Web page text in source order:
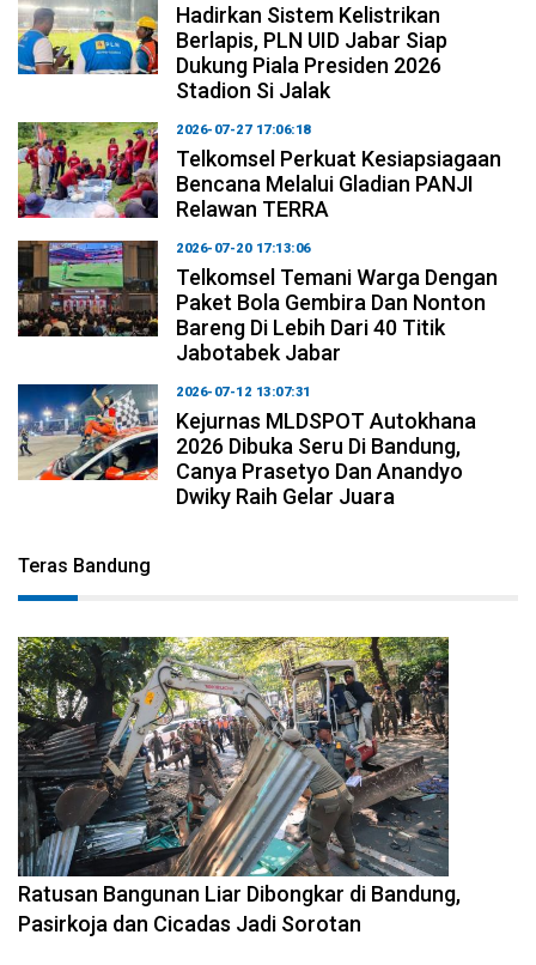
Hadirkan Sistem Kelistrikan
Berlapis, PLN UID Jabar Siap
Dukung Piala Presiden 2026
Stadion Si Jalak
2026-07-27 17:06:18
Telkomsel Perkuat Kesiapsiagaan
Bencana Melalui Gladian PANJI
Relawan TERRA
2026-07-20 17:13:06
Telkomsel Temani Warga Dengan
Paket Bola Gembira Dan Nonton
Bareng Di Lebih Dari 40 Titik
Jabotabek Jabar
2026-07-12 13:07:31
Kejurnas MLDSPOT Autokhana
2026 Dibuka Seru Di Bandung,
Canya Prasetyo Dan Anandyo
Dwiky Raih Gelar Juara
Teras Bandung
2026-08-06 17:34:08
Ratusan Bangunan Liar Dibongkar di Bandung,
Pasirkoja dan Cicadas Jadi Sorotan